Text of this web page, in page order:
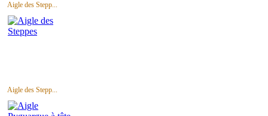
Aigle des Stepp...
Aigle des Stepp...